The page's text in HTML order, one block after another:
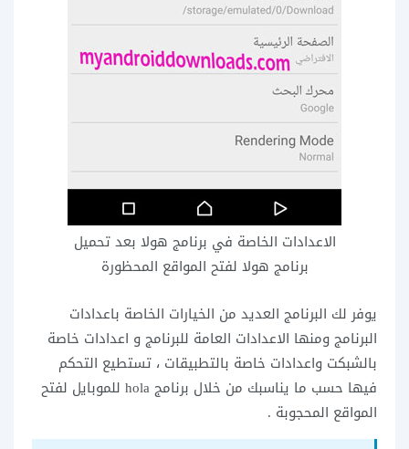
الاعدادات الخاصة في برنامج هولا بعد تحميل
برنامج هولا لفتح المواقع المحظورة
يوفر لك البرنامج العديد من الخيارات الخاصة باعدادات
البرنامج ومنها الاعدادات العامة للبرنامج و اعدادات خاصة
بالشبكت واعدادات خاصة بالتطبيقات ، تستطيع التحكم
فيها حسب ما يناسبك من خلال برنامج hola للموبايل لفتح
المواقع المحجوبة .